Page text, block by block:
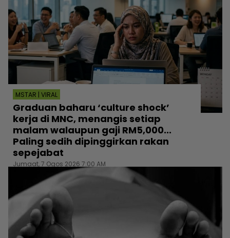
MSTAR | VIRAL
Graduan baharu ‘culture shock’
kerja di MNC, menangis setiap
malam walaupun gaji RM5,000...
Paling sedih dipinggirkan rakan
sepejabat
Jumaat, 7 Ogos 2026 7:00 AM